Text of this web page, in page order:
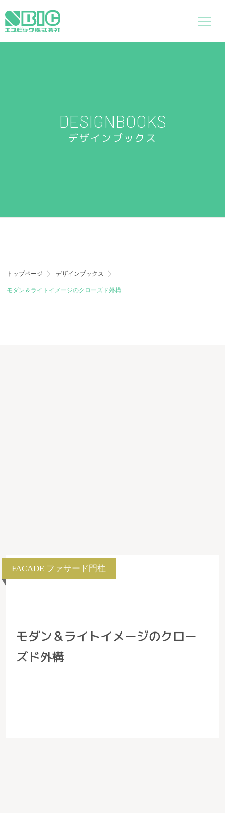
DESIGNBOOKS
デザインブックス
トップページ デザインブックス
モダン＆ライトイメージのクローズド外構
FACADE ファサード門柱
モダン＆ライトイメージのクロー
ズド外構